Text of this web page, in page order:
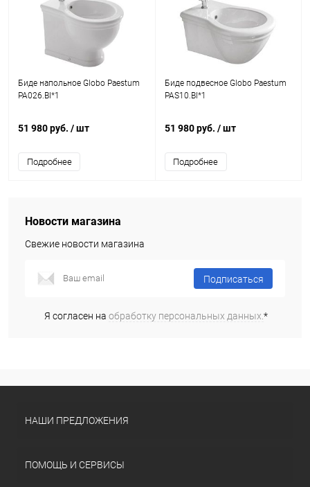
Биде напольное Globo Paestum
PA026.BI*1
51 980 руб. / шт
Подробнее
Биде подвесное Globo Paestum
PAS10.BI*1
51 980 руб. / шт
Подробнее
Новости магазина
Свежие новости магазина
Подписаться
Я согласен на обработку персональных данных.*
НАШИ ПРЕДЛОЖЕНИЯ
ПОМОЩЬ И СЕРВИСЫ